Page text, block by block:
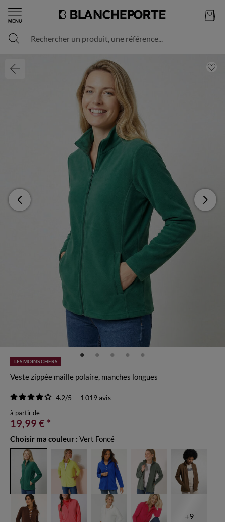
Rechercher un produit, une référence...
LES MOINS CHERS
Veste zippée maille polaire, manches longues
4.2/5 - 1 019avis
à partir de
19,99 € *
Choisir ma couleur : Vert Foncé
+9